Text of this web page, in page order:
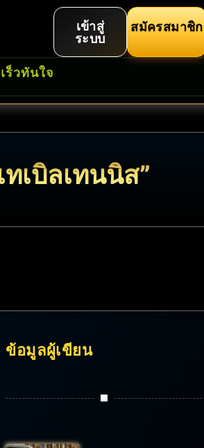
เข้าสู่
ระบบ
สมัครสมาชิก
ร็วทันใจ
เบิลเทนนิส”
ข้อมูลผู้เขียน